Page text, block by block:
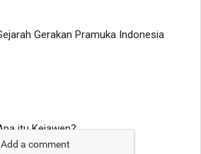
Add a comment